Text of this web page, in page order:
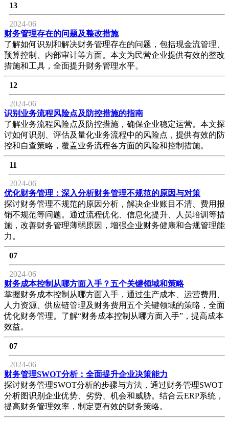
13
2024-06
财务管理存在的问题及整改措施
了解如何识别和解决财务管理存在的问题，包括现金流管理、
预算控制、内部审计等方面。本文为民营企业提供有效的整改
措施和工具，全面提升财务管理水平。
12
2024-06
识别业务流程风险点及防控措施的指南
了解业务流程风险点及防控措施，确保企业稳定运营。本文探
讨如何识别、评估及量化业务流程中的风险点，提供有效的防
控和自查策略，覆盖业务流程各方面的风险和控制措施。
11
2024-06
优化财务管理：深入分析财务管理不规范的原因与对策
探讨财务管理不规范的原因分析，解决企业账目不清、费用报
销不规范等问题。通过流程优化、信息化提升、人员培训等措
施，改善财务管理薄弱原因，增强企业财务健康和合规管理能
力。
07
2024-06
财务成本控制从哪方面入手？五个关键领域和策略
掌握财务成本控制从哪方面入手，通过生产成本、运营费用、
人力资源、供应链管理及财务费用五个关键领域的策略，全面
优化财务管理。了解“财务成本控制从哪方面入手”，提高成本
效益。
07
2024-06
财务管理SWOT分析：全面提升企业决策能力
探讨财务管理SWOT分析的步骤与方法，通过财务管理SWOT
分析图识别企业优势、劣势、机会和威胁。结合云ERP系统，
提高财务管理效率，制定更有效的财务策略。